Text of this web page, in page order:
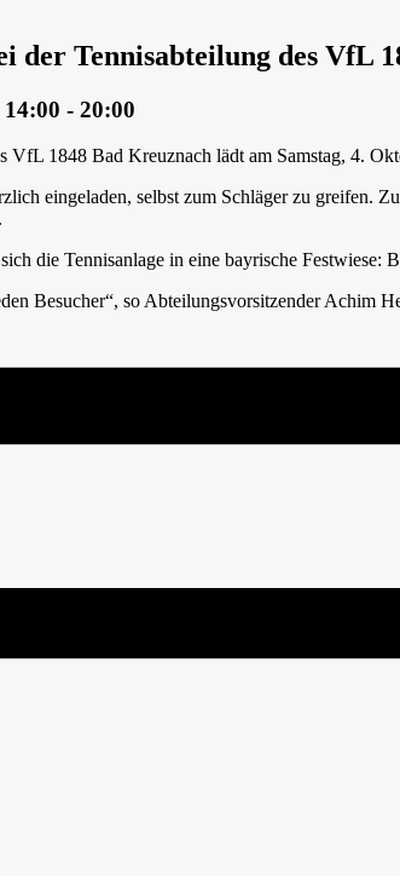
der Tennisabteilung des VfL
- 20:00
VfL 1848 Bad Kreuznach lädt am Samstag, 4.
eingeladen, selbst zum Schläger zu greifen.
die Tennisanlage in eine bayrische Festwiese:
Besucher“, so Abteilungsvorsitzender Achim